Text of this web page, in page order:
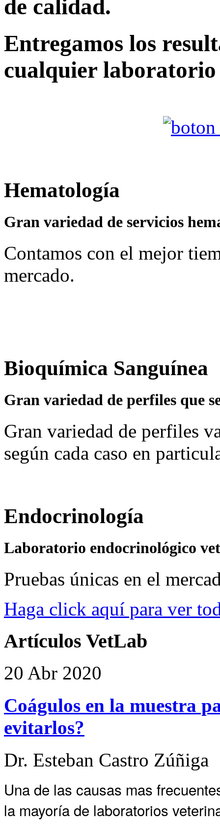
de calidad.
Entregamos los
cualquier laboratorio
Hematología
Gran variedad de servicios
Contamos con el mejor
mercado.
Bioquímica Sanguínea
Gran variedad de perfiles que
Gran variedad de perfiles
según cada caso en
Endocrinología
Laboratorio endocrinológico
Pruebas únicas en el
Haga click aquí para ver
Artículos VetLab
20 Abr 2020
Coágulos en la muestra
evitarlos?
Dr. Esteban Castro Zúñiga
Una de las causas mas
la mayoría de laboratorios